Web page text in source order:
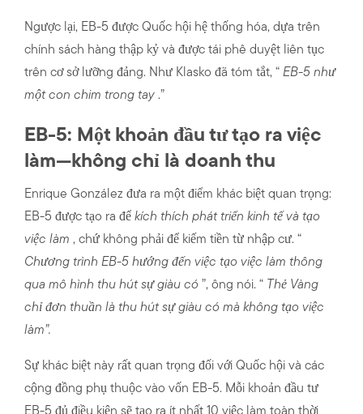
Ngược lại, EB-5 được Quốc hội hệ thống hóa, dựa trên
chính sách hàng thập kỷ và được tái phê duyệt liên tục
trên cơ sở lưỡng đảng. Như Klasko đã tóm tắt, “ EB-5 như
một con chim trong tay.”
EB-5: Một khoản đầu tư tạo ra việc
làm—không chỉ là doanh thu
Enrique González đưa ra một điểm khác biệt quan trọng:
EB-5 được tạo ra để kích thích phát triển kinh tế và tạo
việc làm , chứ không phải để kiếm tiền từ nhập cư. “
Chương trình EB-5 hướng đến việc tạo việc làm thông
qua mô hình thu hút sự giàu có ”, ông nói. “ Thẻ Vàng
chỉ đơn thuần là thu hút sự giàu có mà không tạo việc
làm”.
Sự khác biệt này rất quan trọng đối với Quốc hội và các
cộng đồng phụ thuộc vào vốn EB-5. Mỗi khoản đầu tư
EB-5 đủ điều kiện sẽ tạo ra ít nhất 10 việc làm toàn thời